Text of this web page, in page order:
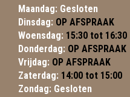
Maandag: Gesloten
Dinsdag: OP AFSPRAAK
Woensdag: 15:30 tot 16:30
Donderdag: OP AFSPRAAK
Vrijdag: OP AFSPRAAK
Zaterdag: 14:00 tot 15:00
Zondag: Gesloten